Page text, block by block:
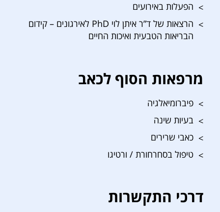
הפעלות באירועים
הרצאות של ד”ר איתן לוי PhD לאירגונים – קידום
הבריאות הטבעית ואיכות החיים
מרפאות הסוף לכאב
פיברומיאלגיה
בעיות שינה
כאבי שרירים
טיפול בסחרחורת / ורטיגו
דרכי התקשרות